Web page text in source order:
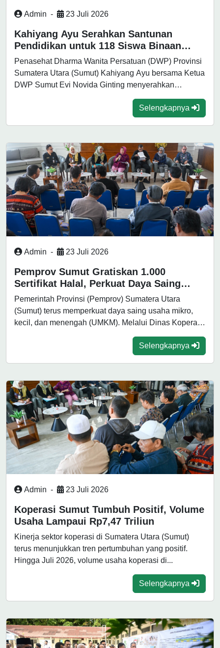
Admin - 23 Juli 2026
Kahiyang Ayu Serahkan Santunan
Pendidikan untuk 118 Siswa Binaan
DWP Sumut
Penasehat Dharma Wanita Persatuan (DWP) Provinsi
Sumatera Utara (Sumut) Kahiyang Ayu bersama Ketua
DWP Sumut Evi Novida Ginting menyerahkan
Selengkapnya
Admin - 23 Juli 2026
Pemprov Sumut Gratiskan 1.000
Sertifikat Halal, Perkuat Daya Saing
UMKM Menuju Pasar Global
Pemerintah Provinsi (Pemprov) Sumatera Utara
(Sumut) terus memperkuat daya saing usaha mikro,
kecil, dan menengah (UMKM). Melalui Dinas Koperasi,
Selengkapnya
Admin - 23 Juli 2026
Koperasi Sumut Tumbuh Positif, Volume
Usaha Lampaui Rp7,47 Triliun
Kinerja sektor koperasi di Sumatera Utara (Sumut)
terus menunjukkan tren pertumbuhan yang positif.
Hingga Juli 2026, volume usaha koperasi di...
Selengkapnya